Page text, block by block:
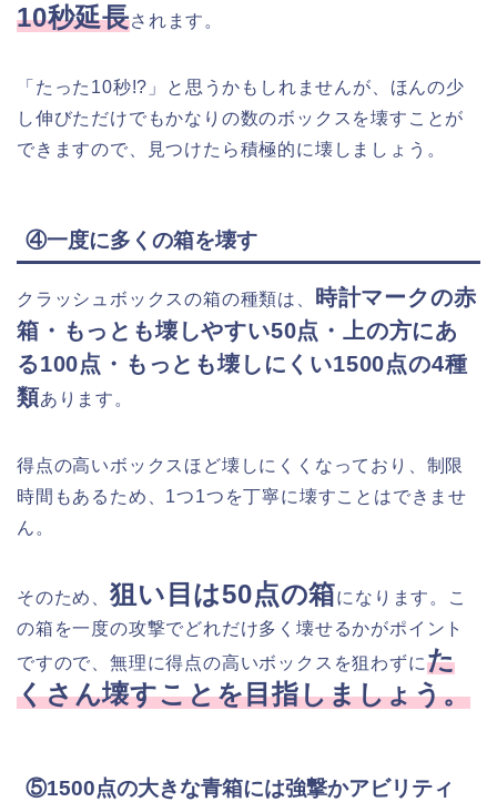
10秒延長されます。
「たった10秒!?」と思うかもしれませんが、ほんの少
し伸びただけでもかなりの数のボックスを壊すことが
できますので、見つけたら積極的に壊しましょう。
④一度に多くの箱を壊す
クラッシュボックスの箱の種類は、
時計マークの赤
箱・もっとも壊しやすい50点・上の方にあ
る100点・もっとも壊しにくい1500点の4種
類あります。
得点の高いボックスほど壊しにくくなっており、制限
時間もあるため、1つ1つを丁寧に壊すことはできませ
ん。
そのため、 狙い目は50点の箱になります。こ
の箱を一度の攻撃でどれだけ多く壊せるかがポイント
ですので、無理に得点の高いボックスを狙わずにた
くさん壊すことを目指しましょう。
⑤1500点の大きな青箱には強撃かアビリティ